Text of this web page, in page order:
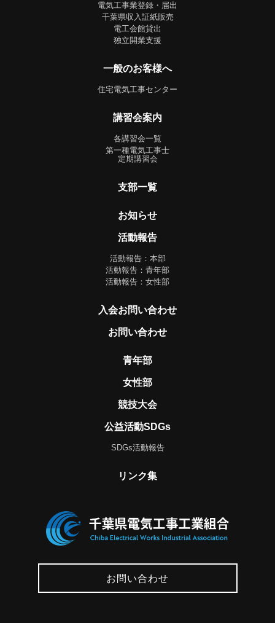
電気工事業登録・届出
千葉県収入証紙販売
電工会館貸出
独立開業支援
一般のお客様へ
住宅電気工事センター
講習会案内
各講習会一覧
第一種電気工事士
定期講習会
支部一覧
お知らせ
活動報告
活動報告：本部
活動報告：青年部
活動報告：女性部
入会お問い合わせ
お問い合わせ
青年部
女性部
競技大会
公益活動SDGs
SDGs活動報告
リンク集
お問い合わせ